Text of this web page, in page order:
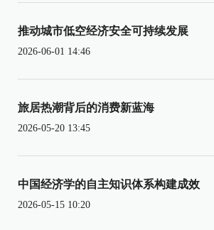
推动城市低空经济安全可持续发展
2026-06-01 14:46
旅居热潮背后的消费新蓝海
2026-05-20 13:45
中国经济学的自主知识体系构建成效
2026-05-15 10:20